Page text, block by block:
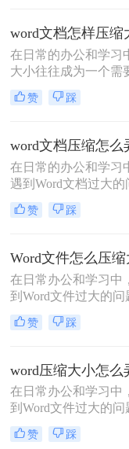
邮件或在线平台发送
word如何压缩大小变
文将介绍几种常用的
法，帮助大家轻松减
在日常的办公和学习
大小往往成为一个需
过大的文档不仅占用
可能影响传输速度和
尤为重要。本文将详
的Word文档压缩方
理文档大小。
赞 踩
在日常的办公和学习
遇到Word文档过大
占用宝贵的存储空间
共享时也显得尤为不
介绍几种Word文档
大家轻松解决这一问
赞 踩
在日常办公和学习中
到Word文件过大的
用大量的存储空间，
享时也极为不便。为
几种Word文件压缩大
巧。
赞 踩
在日常办公和学习中
到Word文件过大的
用大量的存储空间，
和共享时带来诸多不
赞 踩